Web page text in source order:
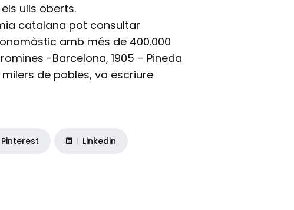
ulls oberts.
catalana pot consultar
amb més de 400.000
-Barcelona, 1905 – Pineda
de pobles, va escriure
Pinterest Linkedin